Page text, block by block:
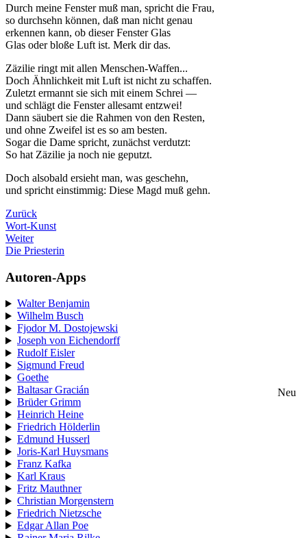
Durch meine Fenster muß man, spricht die Frau,
so durchsehn können, daß man nicht genau
erkennen kann, ob dieser Fenster Glas
Glas oder bloße Luft ist. Merk dir das.
Zäzilie ringt mit allen Menschen-Waffen...
Doch Ähnlichkeit mit Luft ist nicht zu schaffen.
Zuletzt ermannt sie sich mit einem Schrei —
und schlägt die Fenster allesamt entzwei!
Dann säubert sie die Rahmen von den Resten,
und ohne Zweifel ist es so am besten.
Sogar die Dame spricht, zunächst verdutzt:
So hat Zäzilie ja noch nie geputzt.
Doch alsobald ersieht man, was geschehn,
und spricht einstimmig: Diese Magd muß gehn.
Zurück
Wort-Kunst
Weiter
Die Priesterin
Autoren-Apps
Walter Benjamin
Wilhelm Busch
Fjodor M. Dostojewski
Joseph von Eichendorff
Rudolf Eisler
Sigmund Freud
Goethe
Baltasar Gracián
Neu
Brüder Grimm
Heinrich Heine
Friedrich Hölderlin
Edmund Husserl
Joris-Karl Huysmans
Franz Kafka
Karl Kraus
Fritz Mauthner
Christian Morgenstern
Friedrich Nietzsche
Edgar Allan Poe